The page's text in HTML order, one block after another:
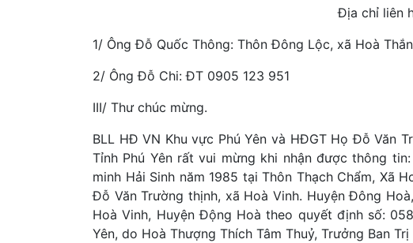
Địa chỉ liên
1/ Ông Đỗ Quốc Thông: Thôn Đông Lộc, xã Hoà
2/ Ông Đỗ Chi: ĐT 0905 123 951
III/ Thư chúc mừng.
BLL HĐ VN Khu vực Phú Yên và HĐGT Họ Đỗ Văn
Tỉnh Phú Yên rất vui mừng khi nhận được thông
minh Hải Sinh năm 1985 tại Thôn Thạch Chẩm, Xã
Đỗ Văn Trường thịnh, xã Hoà Vinh. Huyện Đông
Hoà Vinh, Huyện Động Hoà theo quyết định số:
Yên, do Hoà Thượng Thích Tâm Thuỷ, Trưởng Ban